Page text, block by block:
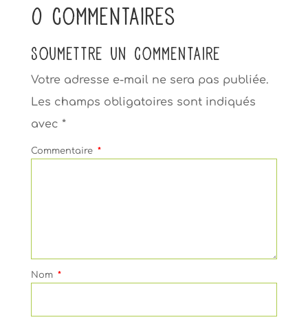
0 commentaires
Soumettre un commentaire
Votre adresse e-mail ne sera pas publiée.
Les champs obligatoires sont indiqués
avec *
Commentaire *
Nom *